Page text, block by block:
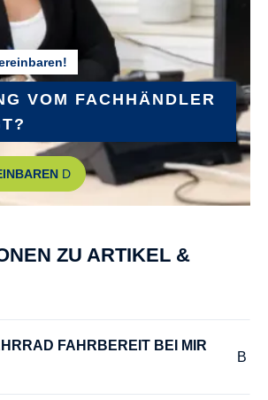
kg , ca. 28,6 kg, ca. 28,8 kg
VOM FACHHÄNDLER
ZU ARTIKEL &
FAHRBEREIT BEI MIR